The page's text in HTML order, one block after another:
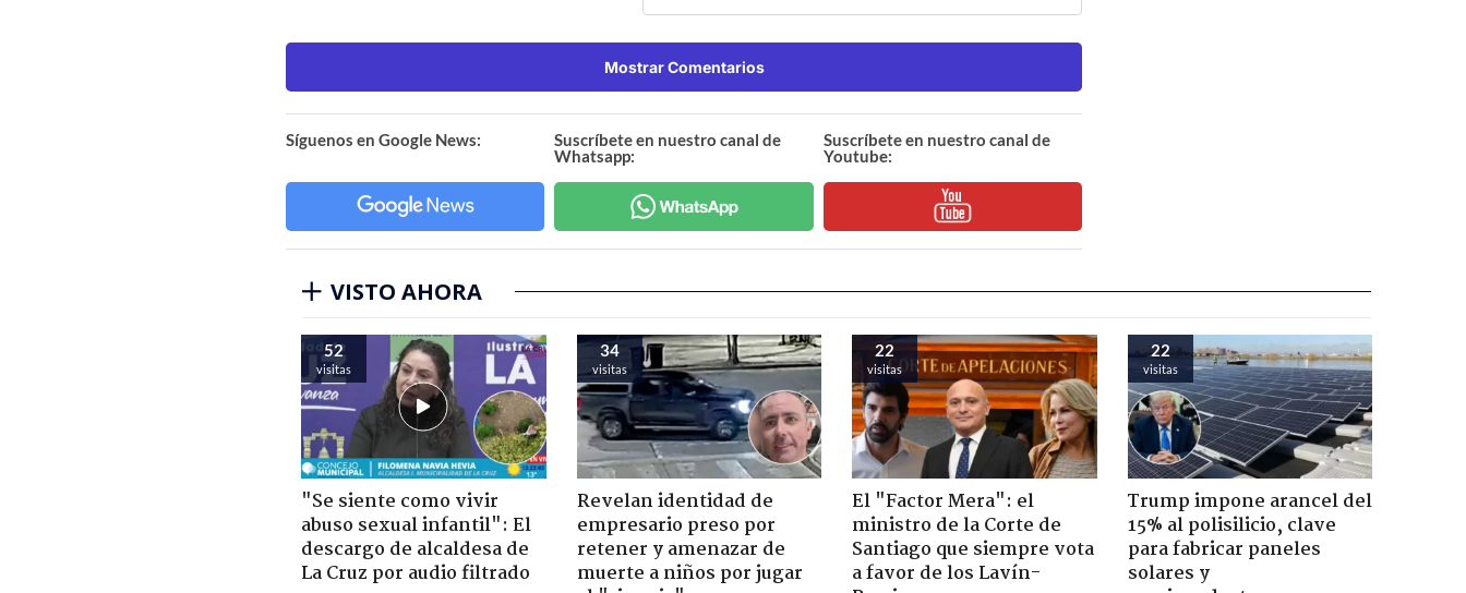
Mostrar Comentarios
Síguenos en Google News:
Suscríbete en nuestro canal de
Whatsapp:
Suscríbete en nuestro canal de
Youtube:
VISTO AHORA
52
visitas
"Se siente como vivir
abuso sexual infantil": El
descargo de alcaldesa de
La Cruz por audio filtrado
34
visitas
Revelan identidad de
empresario preso por
retener y amenazar de
muerte a niños por jugar
22
visitas
El "Factor Mera": el
ministro de la Corte de
Santiago que siempre vota
a favor de los Lavín-
22
visitas
Trump impone arancel del
15% al polisilicio, clave
para fabricar paneles
solares y